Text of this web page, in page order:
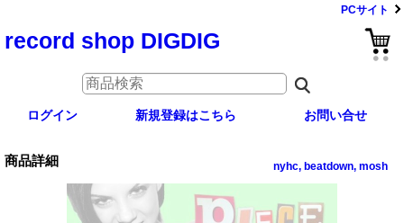
PCサイト
record shop DIGDIG
ログイン 新規登録はこちら お問い合せ
商品詳細 nyhc, beatdown, mosh